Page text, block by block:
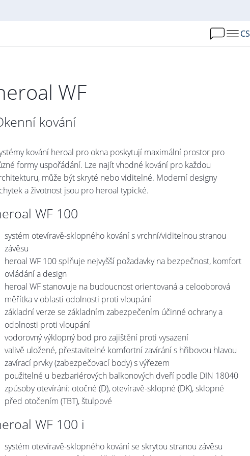
CS
WF
kování
kování heroal pro okna poskytují maximální prostor pro
formy uspořádání. Lze najít vhodné kování pro každou
může být skryté nebo viditelné. Moderní designy
a životnost jsou pro heroal typické.
WF 100
systém otevíravě-sklopného kování s vrchní/viditelnou stranou
závěsu
heroal WF 100 splňuje nejvyšší požadavky na bezpečnost, komfort
ovládání a design
heroal WF stanovuje na budoucnost orientovaná a celooborová
měřítka v oblasti odolnosti proti vloupání
základní verze se základním zabezpečením účinné ochrany a
odolnosti proti vloupání
vodorovný výklopný bod pro zajištění proti vysazení
valivě uložené, přestavitelné komfortní zavírání s hřibovou hlavou
zavírací prvky (zabezpečovací body) s výřezem
použitelné u bezbariérových balkonových dveří podle DIN 18040
způsoby otevírání: otočné (D), otevíravě-sklopné (DK), sklopné
před otočením (TBT), štulpové
WF 100 i
systém otevíravě-sklopného kování se skrytou stranou závěsu